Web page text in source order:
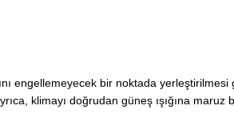
engellemeyecek bir noktada yerleştirilmesi
klimayı doğrudan güneş ışığına maruz